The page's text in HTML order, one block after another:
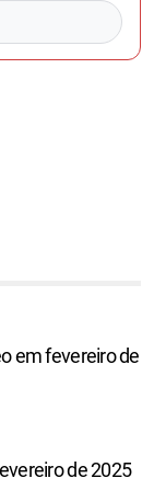
em fevereiro de
de 2025